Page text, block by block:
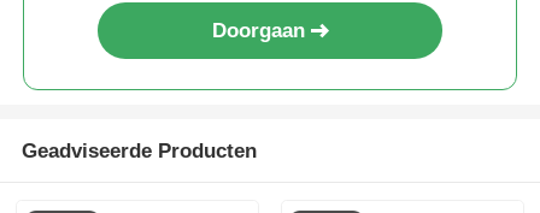
Doorgaan
Geadviseerde Producten